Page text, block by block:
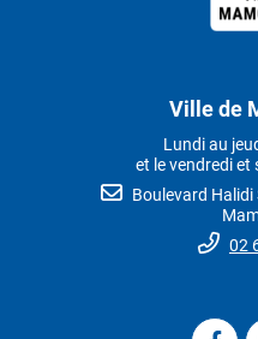
Ville de
Lundi au
et le vendredi et
Boulevard Halidi
02